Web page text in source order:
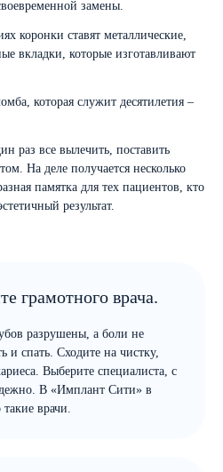
замены.
коронки ставят металлические,
вкладки, которые изготавливают
которая служит десятилетия –
раз все вылечить, поставить
На деле получается несколько
памятка для тех пациентов, кто
результат.
грамотного врача.
разрушены, а боли не
и спать. Сходите на чистку,
Выберите специалиста, с
В «Имплант Сити» в
врачи.